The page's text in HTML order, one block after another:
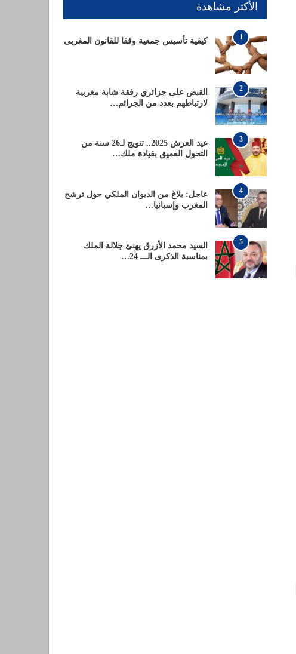
الأكثر مشاهدة
1 كيفية تأسيس جمعية وفقا للقانون المغربى
2
القبض على جزائري رفقة شابة مغربية
لارتباطهم بعدد من الجرائم…
3
عيد العرش 2025.. تتويج لـ26 سنة من
التحول العميق بقيادة ملك…
4
عاجل: بلاغ من الديوان الملكي حول ترشح
المغرب وإسبانيا…
5
السيد محمد الأزرق يهنئ جلالة الملك
بمناسبة الذكرى الـــ 24…